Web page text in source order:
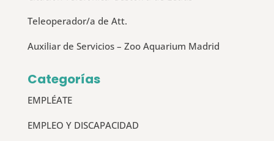
Teleoperador/a de Att.
Auxiliar de Servicios – Zoo Aquarium Madrid
Categorías
EMPLÉATE
EMPLEO Y DISCAPACIDAD